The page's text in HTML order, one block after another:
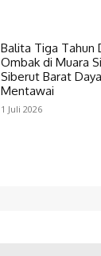
Balita Tiga Tahun
Ombak di Muara
Siberut Barat Daya
Mentawai
1 Juli 2026